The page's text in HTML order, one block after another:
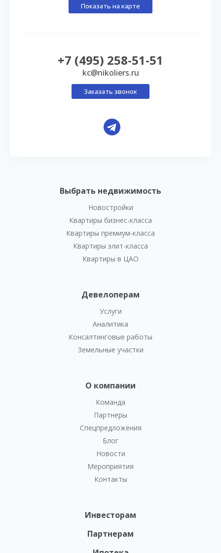
Выбрать недвижимость
Новостройки
Квартиры бизнес-класса
Квартиры премиум-класса
Квартиры элит-класса
Квартиры в ЦАО
Девелоперам
Услуги
Аналитика
Консалтинговые работы
Земельные участки
О компании
Команда
Партнеры
Спецпредложения
Блог
Новости
Мероприятия
Контакты
Инвесторам
Партнерам
Показать на карте
+7 (495) 258-51-51
kc@nikoliers.ru
Заказать звонок